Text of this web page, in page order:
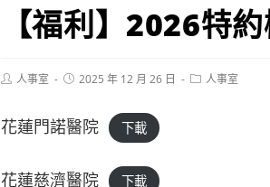
【福利】2026特
Post人事室
Post2025 年 12 月 26 日
Post人事室
花蓮門諾醫院 下載
花蓮慈濟醫院 下載